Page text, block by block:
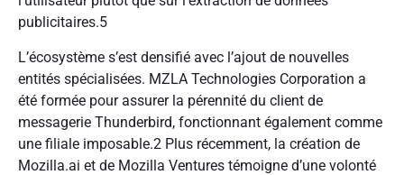
publicitaires.5
L’écosystème s’est densifié avec l’ajout de nouvelles
entités spécialisées. MZLA Technologies Corporation a
été formée pour assurer la pérennité du client de
messagerie Thunderbird, fonctionnant également comme
une filiale imposable.2 Plus récemment, la création de
Mozilla.ai et de Mozilla Ventures témoigne d’une volonté